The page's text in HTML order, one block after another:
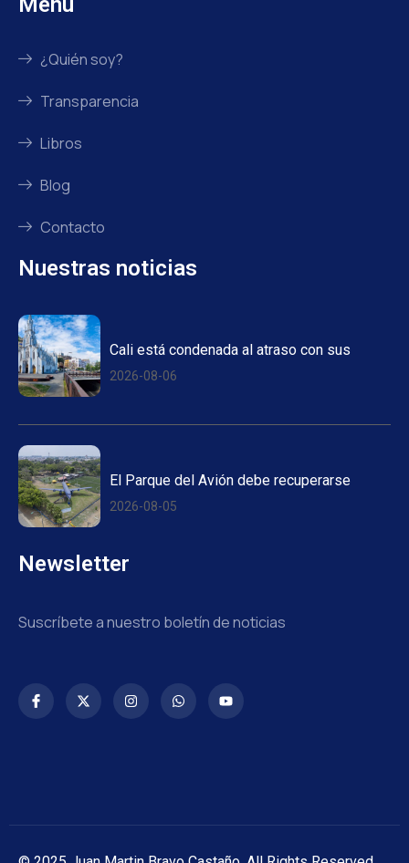
¿Quién soy?
Transparencia
Libros
Blog
Contacto
Nuestras noticias
Cali está condenada al atraso con sus
2026-08-06
El Parque del Avión debe recuperarse
2026-08-05
Newsletter
Suscríbete a nuestro boletín de noticias